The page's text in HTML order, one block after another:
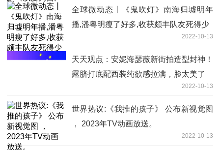
全球微动态丨《鬼吹灯》南海归墟明年
播,潘粤明瘦了好多,收获颇丰队友死得少
2022-10-13
天天观点：安妮海瑟薇新街拍造型封神！
露脐打底配西装纯欲感拉满，脸太美了
2022-10-13
世界热议:《我推的孩子》 公布新视觉图
， 2023年TV动画放送。
2022-10-13